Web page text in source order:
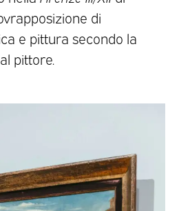
di
e pittura secondo la
pittore.